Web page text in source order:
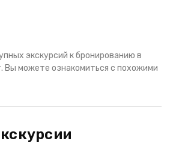
экскурсий к бронированию в
Вы можете ознакомиться с похожими